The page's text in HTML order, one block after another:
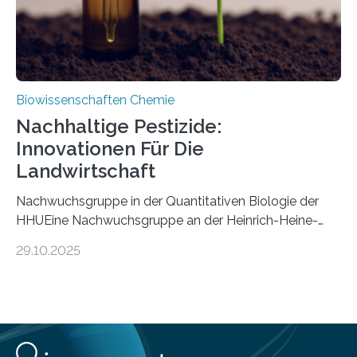
Biowissenschaften Chemie
Nachhaltige Pestizide:
Innovationen Für Die
Landwirtschaft
Nachwuchsgruppe in der Quantitativen Biologie der
HHUEine Nachwuchsgruppe an der Heinrich-Heine-
fünf Jahren erforschen, wie Bakterien auf
Insektenblume. Das Bundesministerium für Forschung,
Technologie und Raumfahrt (BMFTR) fördert das
29.10.2025